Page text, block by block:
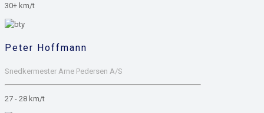
30+ km/t
Peter Hoffmann
Snedkermester Arne Pedersen A/S
27 - 28 km/t